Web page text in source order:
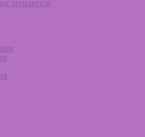
ПРЕПАРАТОВ